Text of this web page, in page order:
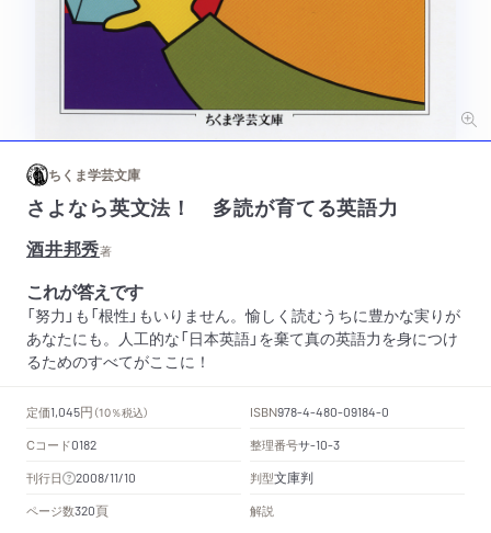
ちくま学芸文庫
さよなら英文法！ 多読が育てる英語力
酒井邦秀著
これが答えです
「努力」も「根性」もいりません。愉しく読むうちに豊かな実りが
あなたにも。人工的な「日本英語」を棄て真の英語力を身につけ
るためのすべてがここに！
定価1,045円 （10％税込） ISBN978-4-480-09184-0
Cコード0182 整理番号サ-10-3
刊行日 2008/11/10 判型文庫判
ページ数320頁 解説